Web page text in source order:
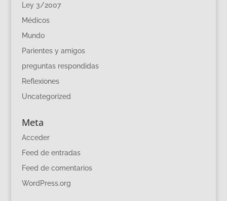
Ley 3/2007
Médicos
Mundo
Parientes y amigos
preguntas respondidas
Reflexiones
Uncategorized
Meta
Acceder
Feed de entradas
Feed de comentarios
WordPress.org